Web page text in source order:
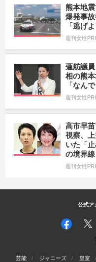
熊本地
爆発事
「逃げ
週刊女性
蓮舫議
相の熊
「なん
週刊女性
高市早
視察、
いた「
の境界線
週刊女性
公式ア
芸能 ジャニーズ 皇室